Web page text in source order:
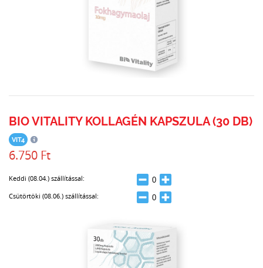
BIO VITALITY KOLLAGÉN KAPSZULA (30 DB)
VIT4
6.750 Ft
Keddi (08.04.) szállítással:
Csütörtöki (08.06.) szállítással: